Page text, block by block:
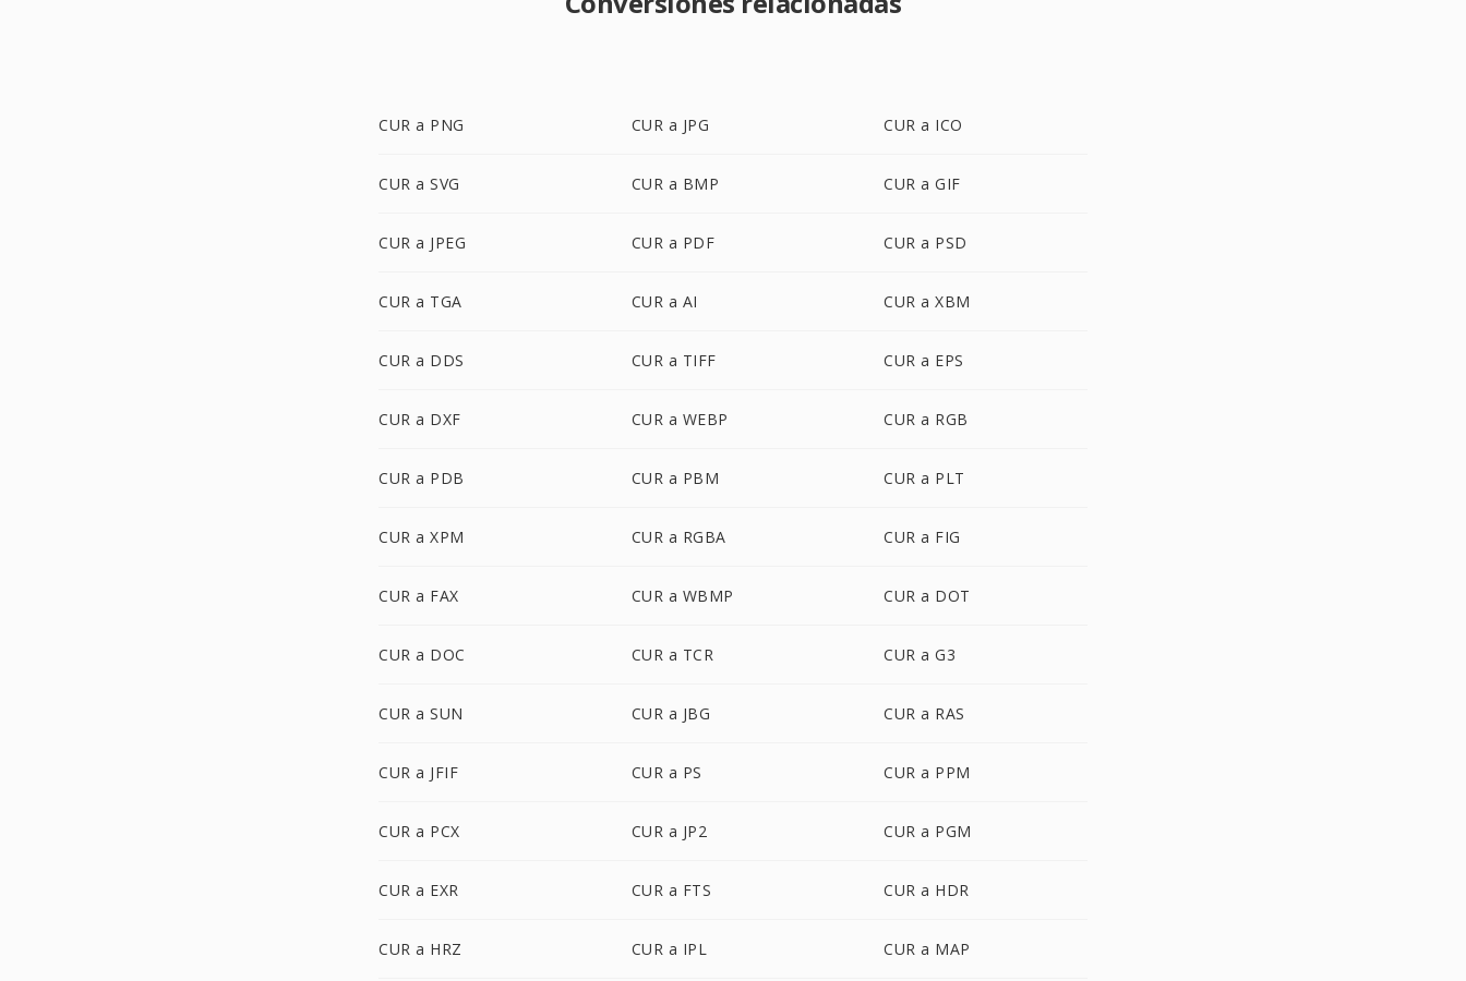
CUR a PNG CUR a JPG CUR a ICO
CUR a SVG CUR a BMP CUR a GIF
CUR a JPEG CUR a PDF CUR a PSD
CUR a TGA CUR a AI CUR a XBM
CUR a DDS CUR a TIFF CUR a EPS
CUR a DXF CUR a WEBP CUR a RGB
CUR a PDB CUR a PBM CUR a PLT
CUR a XPM CUR a RGBA CUR a FIG
CUR a FAX CUR a WBMP CUR a DOT
CUR a DOC CUR a TCR CUR a G3
CUR a SUN CUR a JBG CUR a RAS
CUR a JFIF CUR a PS CUR a PPM
CUR a PCX CUR a JP2 CUR a PGM
CUR a EXR CUR a FTS CUR a HDR
CUR a HRZ CUR a IPL CUR a MAP